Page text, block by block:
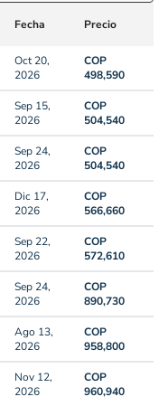
Fecha Precio
Oct 20,
2026
COP
498,590
Sep 15,
2026
COP
504,540
Sep 24,
2026
COP
504,540
Dic 17,
2026
COP
566,660
Sep 22,
2026
COP
572,610
Sep 24,
2026
COP
890,730
Ago 13,
2026
COP
958,800
Nov 12,
2026
COP
960,940